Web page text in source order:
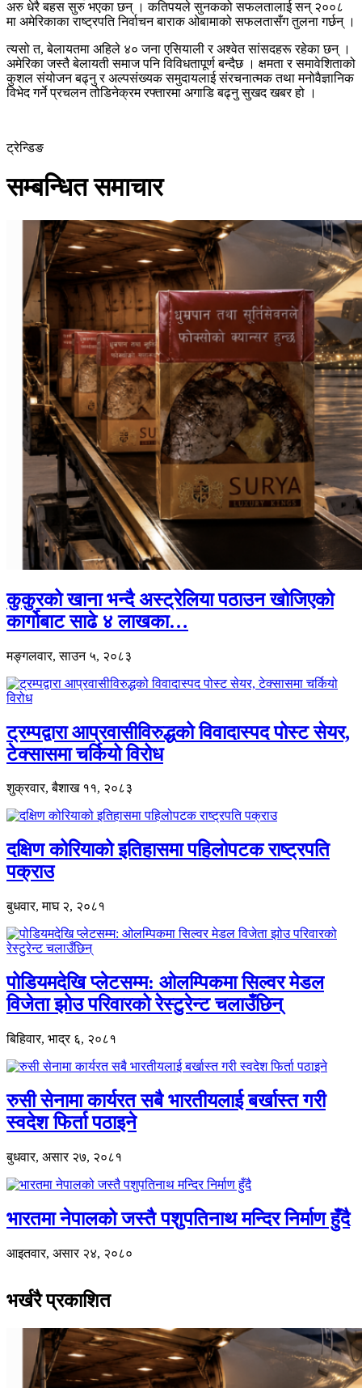
अरु धेरै बहस सुरु भएका छन् । कतिपयले सुनकको सफलतालाई सन् २००८
मा अमेरिकाका राष्ट्रपति निर्वाचन बाराक ओबामाको सफलतासँग तुलना गर्छन् ।
त्यसो त, बेलायतमा अहिले ४० जना एसियाली र अश्वेत सांसदहरू रहेका छन् ।
अमेरिका जस्तै बेलायती समाज पनि विविधतापूर्ण बन्दैछ । क्षमता र समावेशिताको
कुशल संयोजन बढ्नु र अल्पसं‌ख्यक समुदायलाई संरचनात्मक तथा मनोवैज्ञानिक
विभेद गर्ने प्रचलन तोडिनेक्रम रफ्तारमा अगाडि बढ्नु सुखद खबर हो ।
ट्रेन्डिङ
सम्बन्धित समाचार
कुकुरको खाना भन्दै अस्ट्रेलिया पठाउन खोजिएको
कार्गोबाट साढे ४ लाखका…
मङ्गलवार, साउन ५, २०८३
ट्रम्पद्वारा आप्रवासीविरुद्धको विवादास्पद पोस्ट सेयर,
टेक्सासमा चर्कियो विरोध
शुक्रवार, बैशाख ११, २०८३
दक्षिण कोरियाको इतिहासमा पहिलोपटक राष्ट्रपति
पक्राउ
बुधवार, माघ २, २०८१
पोडियमदेखि प्लेटसम्म: ओलम्पिकमा सिल्वर मेडल
विजेता झोउ परिवारको रेस्टुरेन्ट चलाउँछिन्
बिहिवार, भाद्र ६, २०८१
रुसी सेनामा कार्यरत सबै भारतीयलाई बर्खास्त गरी
स्वदेश फिर्ता पठाइने
बुधवार, असार २७, २०८१
भारतमा नेपालको जस्तै पशुपतिनाथ मन्दिर निर्माण हुँदै
आइतवार, असार २४, २०८०
भर्खरै प्रकाशित